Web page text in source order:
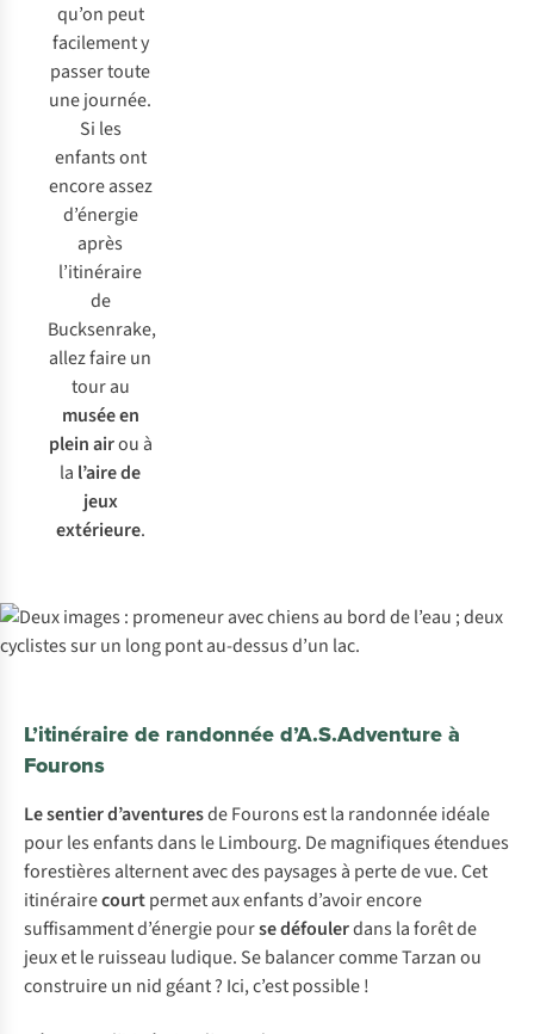
qu’on peut
facilement y
passer toute
une journée.
Si les
enfants ont
encore assez
d’énergie
après
l’itinéraire
de
Bucksenrake,
allez faire un
tour au
musée en
plein airou à
la l’aire de
jeux
extérieure.
L’itinéraire de randonnée d’A.S.Adventure à
Fourons
Le sentier d’aventuresde Fourons est la randonnée idéale
pour les enfants dans le Limbourg. De magnifiques étendues
forestières alternent avec des paysages à perte de vue. Cet
itinérairecourtpermet aux enfants d’avoir encore
suffisamment d’énergie pourse défoulerdans la forêt de
jeux et le ruisseau ludique. Se balancer comme Tarzan ou
construire un nid géant ? Ici, c’est possible !